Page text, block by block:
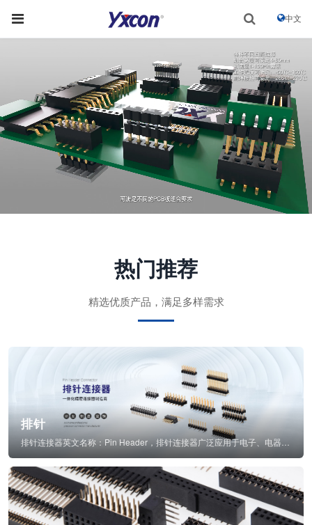
中文
热门推荐
精选优质产品，满足多样需求
排针